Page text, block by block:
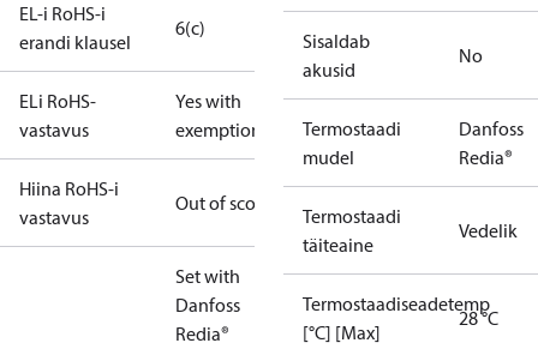
EL-i RoHS-i
erandi klausel
6(c)
ELi RoHS-
vastavus
Yes with
exemptions
Hiina RoHS-i
vastavus
Out of scope
Set with
Danfoss
Redia®
Sisaldab
akusid
No
Termostaadi
mudel
Danfoss
Redia®
Termostaadi
täiteaine
Vedelik
Termostaadiseadetemp
[°C] [Max]
28 °C